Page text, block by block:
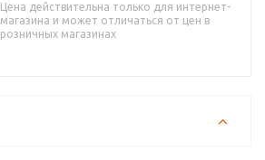
Цена действительна только для интернет-
магазина и может отличаться от цен в
розничных магазинах